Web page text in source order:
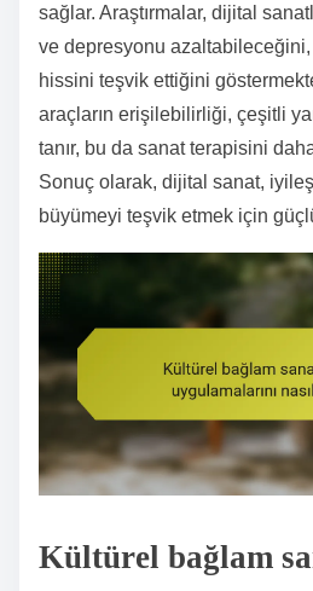
sağlar. Araştırmalar, dijital
ve depresyonu azaltabileceğini,
hissini teşvik ettiğini
araçların erişilebilirliği, çeşitli
tanır, bu da sanat terapisini
Sonuç olarak, dijital sanat,
büyümeyi teşvik etmek için
Kültürel bağlam